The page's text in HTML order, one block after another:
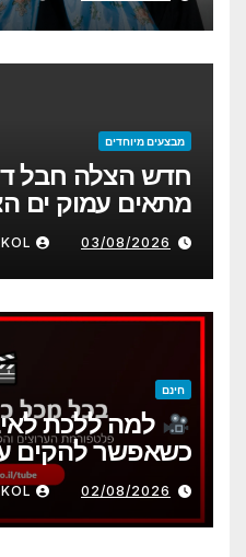
מבצעים מיוחדים
חדש הצלה חבל
מתאים עמוק ים
03/08/2026
חינם
למה ללכת
כשאפשר להקים
02/08/2026